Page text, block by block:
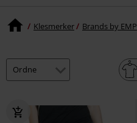
Klesmerker Brands by EMP